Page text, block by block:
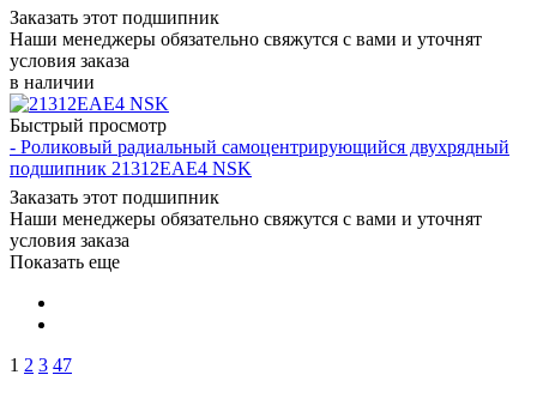
Заказать этот подшипник
Наши менеджеры обязательно свяжутся с вами и уточнят
условия заказа
в наличии
Быстрый просмотр
- Роликовый радиальный самоцентрирующийся двухрядный
подшипник 21312EAE4 NSK
Заказать этот подшипник
Наши менеджеры обязательно свяжутся с вами и уточнят
условия заказа
Показать еще
1 2 3 47